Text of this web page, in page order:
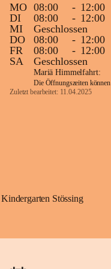
MO 08:00 - 12:00
DI
08:00 - 12:00
MI
Geschlossen
DO
08:00 - 12:00
FR
08:00 - 12:00
SA
Geschlossen
Mariä Himmelfahrt:
Die Öffnungszeiten
Zuletzt bearbeitet: 11.04.2025
Kindergarten Stössing